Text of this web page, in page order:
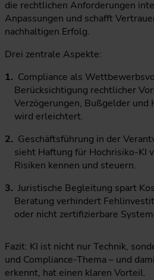
die rechtlichen Anforderungen
Anpassungen und schafft
nachhaltigen Erfolg.
Drei zentrale Aspekte:
Compliance als
Berücksichtigung rechtlicher
Verzögerungen, Bußgelder und
wird erleichtert.
Geschäftsführung in der
sieht Haftung für Hochrisiko-KI
Risiken kennen und steuern.
Juristische Begleitung spart
Beratung verhindert
oder nicht zertifizierbare
Fazit: KI ist nicht nur Technik,
und Compliance-Thema – und
erkennt, hat einen klaren Vorteil.